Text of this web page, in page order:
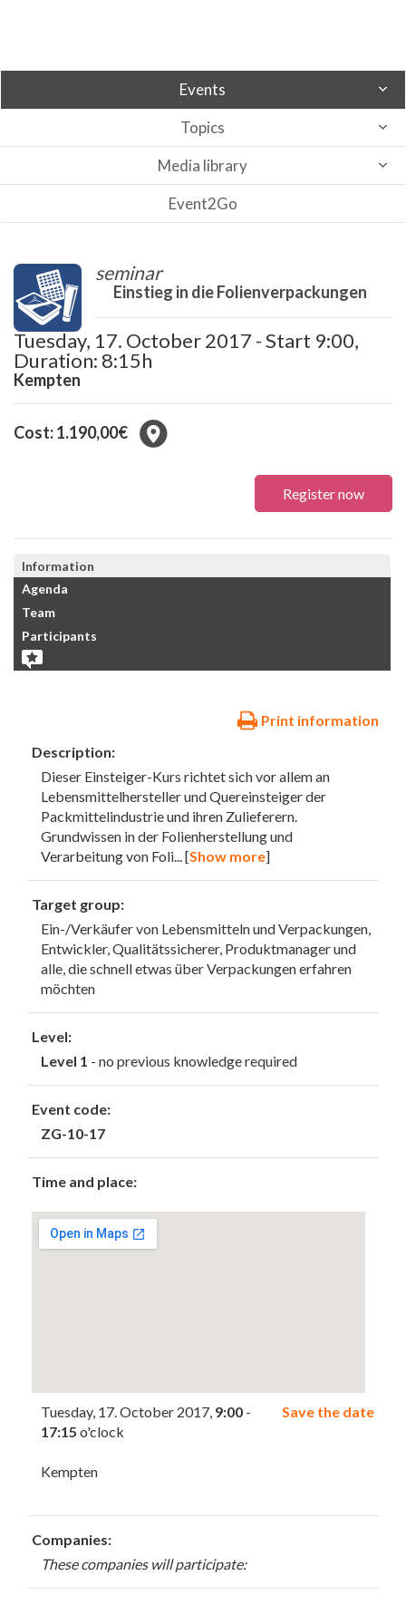
Events
Topics
Media library
Event2Go
seminar
Einstieg in die Folienverpackungen
Tuesday, 17. October 2017 - Start 9:00,
Duration: 8:15h
Kempten
Cost: 1.190,00€
Register now
Information
Agenda
Team
Participants
Print information
Description:
Dieser Einsteiger-Kurs richtet sich vor allem an
Lebensmittelhersteller und Quereinsteiger der
Packmittelindustrie und ihren Zulieferern.
Grundwissen in der Folienherstellung und
Verarbeitung von Foli... [Show more]
Target group:
Ein-/Verkäufer von Lebensmitteln und Verpackungen,
Entwickler, Qualitätssicherer, Produktmanager und
alle, die schnell etwas über Verpackungen erfahren
möchten
Level:
Level 1 - no previous knowledge required
Event code:
ZG-10-17
Time and place:
Save the date
Tuesday, 17. October 2017, 9:00 -
17:15 o'clock
Kempten
Companies:
These companies will participate: